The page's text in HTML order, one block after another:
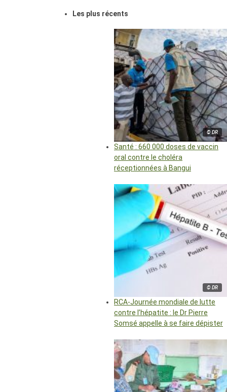
Les plus récents
© DR
Santé : 660 000 doses de vaccin
oral contre le choléra
réceptionnées à Bangui
© DR
RCA-Journée mondiale de lutte
contre l’hépatite : le Dr Pierre
Somsé appelle à se faire dépister